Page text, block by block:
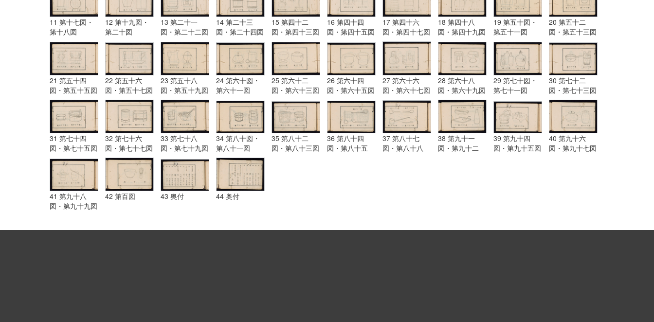
11 第十七図・
第十八図
12 第十九図・
第二十図
13 第二十一
図・第二十二図
14 第二十三
図・第二十四図
15 第四十二
図・第四十三図
16 第四十四
図・第四十五図
17 第四十六
図・第四十七図
18 第四十八
図・第四十九図
19 第五十図・
第五十一図
20 第五十二
図・第五十三図
21 第五十四
図・第五十五図
22 第五十六
図・第五十七図
23 第五十八
図・第五十九図
24 第六十図・
第六十一図
25 第六十二
図・第六十三図
26 第六十四
図・第六十五図
27 第六十六
図・第六十七図
28 第六十八
図・第六十九図
29 第七十図・
第七十一図
30 第七十二
図・第七十三図
31 第七十四
図・第七十五図
32 第七十六
図・第七十七図
33 第七十八
図・第七十九図
34 第八十図・
第八十一図
35 第八十二
図・第八十三図
36 第八十四
図・第八十五
37 第八十七
図・第八十八
38 第九十一
図・第九十二
39 第九十四
図・第九十五図
40 第九十六
図・第九十七図
41 第九十八
図・第九十九図
42 第百図 43 奥付 44 奥付